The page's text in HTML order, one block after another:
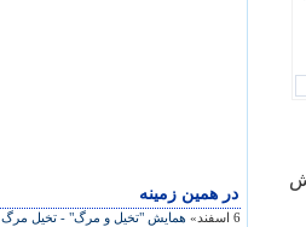
در همين زمينه
6 اسفند»
همایش "تخیل و مرگ" - تخیل مرگ
در شش